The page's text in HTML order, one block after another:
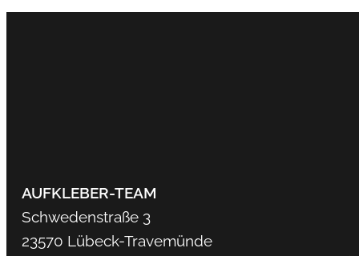
AUFKLEBER-TEAM
Schwedenstraße 3
23570 Lübeck-Travemünde